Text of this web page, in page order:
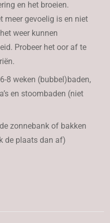
en het broeien.
meer gevoelig is en niet
weer kunnen
Probeer het oor af te
8 weken (bubbel)baden,
en stoombaden (niet
zonnebank of bakken
de plaats dan af)